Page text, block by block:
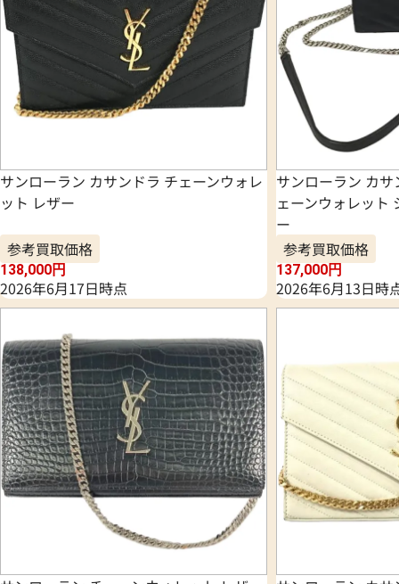
サンローラン カサンドラ チェーンウォレ
ット レザー
参考買取価格
138,000円
2026年6月17日時点
サンローラン カ
ェーンウォレット
ー
参考買取価格
137,000円
2026年6月13日時